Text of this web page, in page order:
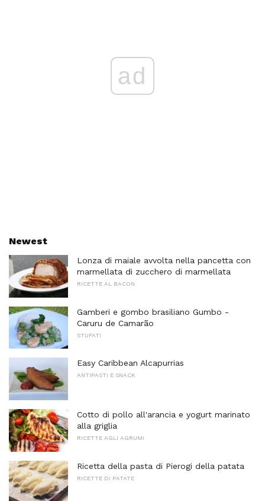
ad
Newest
Lonza di maiale avvolta nella pancetta con
marmellata di zucchero di marmellata
RICETTE AL BACON
Gamberi e gombo brasiliano Gumbo -
Caruru de Camarão
STUFATI
Easy Caribbean Alcapurrias
ANTIPASTI E SNACK
Cotto di pollo all'arancia e yogurt marinato
alla griglia
RICETTE AGLI AGRUMI
Ricetta della pasta di Pierogi della patata
RICETTE DI PATATE